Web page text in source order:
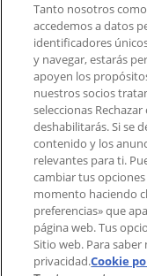
Contacto
Tienda mal
Notificar un
¿Encontraste
aplicación?
Índices
Marcas
Marcas locales
Negocios
Tanto nosotros
accedemos a datos
identificadores
y navegar, estarás
apoyen los
nuestros socios
seleccionas
deshabilitarás. Si se
contenido y los
relevantes para ti.
cambiar tus
momento haciendo
preferencias» que
página web. Tus
Sitio web. Para
privacidad.Cookie